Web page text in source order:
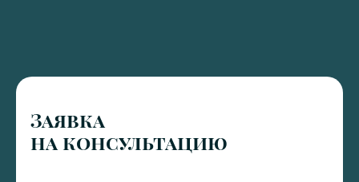
Заявка
на консультацию